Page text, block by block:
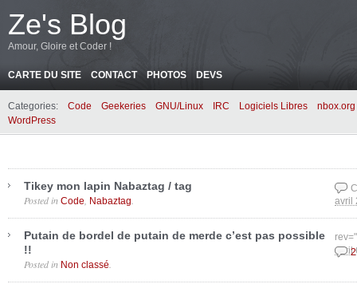
Ze's Blog
Amour, Gloire et Coder !
CARTE DU SITE CONTACT PHOTOS DEVS
Categories: Code Geekeries GNU/Linux IRC Logiciels Libres
nbox.org
WordPress
Tikey mon lapin Nabaztag / tag
avril
Posted in Code Nabaztag
Putain de bordel de putain de merde c’est pas possible
!!
avril
Posted in Non classé